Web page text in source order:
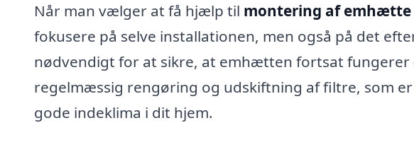
Når man vælger at få hjælp til montering af emhætte
fokusere på selve installationen, men også på det
nødvendigt for at sikre, at emhætten fortsat
regelmæssig rengøring og udskiftning af filtre, som
gode indeklima i dit hjem.